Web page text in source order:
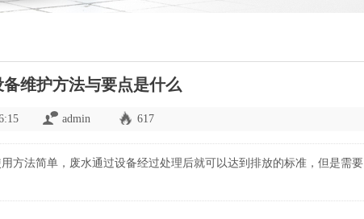
维护方法与要点是什么
admin 617
方法简单，废水通过设备经过处理后就可以达到排放的标准，但是需要